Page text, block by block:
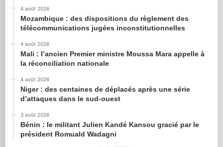
4 août 2026
Mozambique : des dispositions du règlement des
télécommunications jugées inconstitutionnelles
4 août 2026
Mali : l’ancien Premier ministre Moussa Mara appelle à
la réconciliation nationale
4 août 2026
Niger : des centaines de déplacés après une série
d’attaques dans le sud-ouest
3 août 2026
Bénin : le militant Julien Kandé Kansou gracié par le
président Romuald Wadagni